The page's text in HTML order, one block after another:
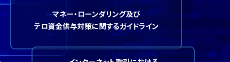
マネー・ローンダリング及び
テロ資金供与対策に関するガイドライン